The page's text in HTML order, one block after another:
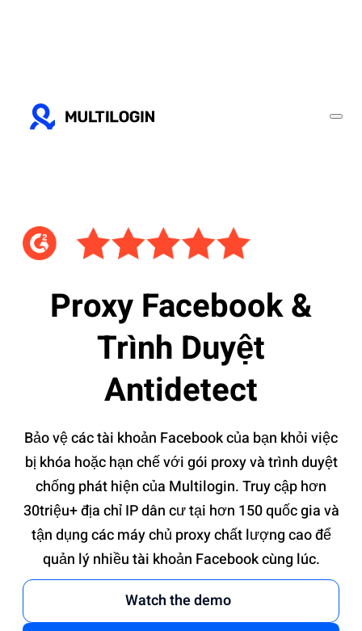
Proxy Facebook &
Trình Duyệt
Antidetect
Bảo vệ các tài khoản Facebook của bạn khỏi việc
bị khóa hoặc hạn chế với gói proxy và trình duyệt
chống phát hiện của Multilogin. Truy cập hơn
30triệu+ địa chỉ IP dân cư tại hơn 150 quốc gia và
tận dụng các máy chủ proxy chất lượng cao để
quản lý nhiều tài khoản Facebook cùng lúc.
Watch the demo